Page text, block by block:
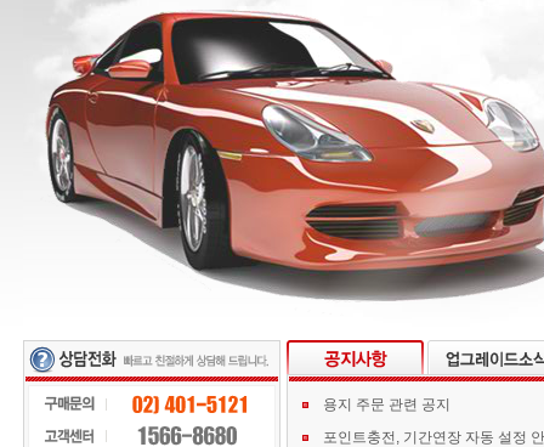
용지 주문 관련 공지
포인트충전, 기간연장 자동 설정